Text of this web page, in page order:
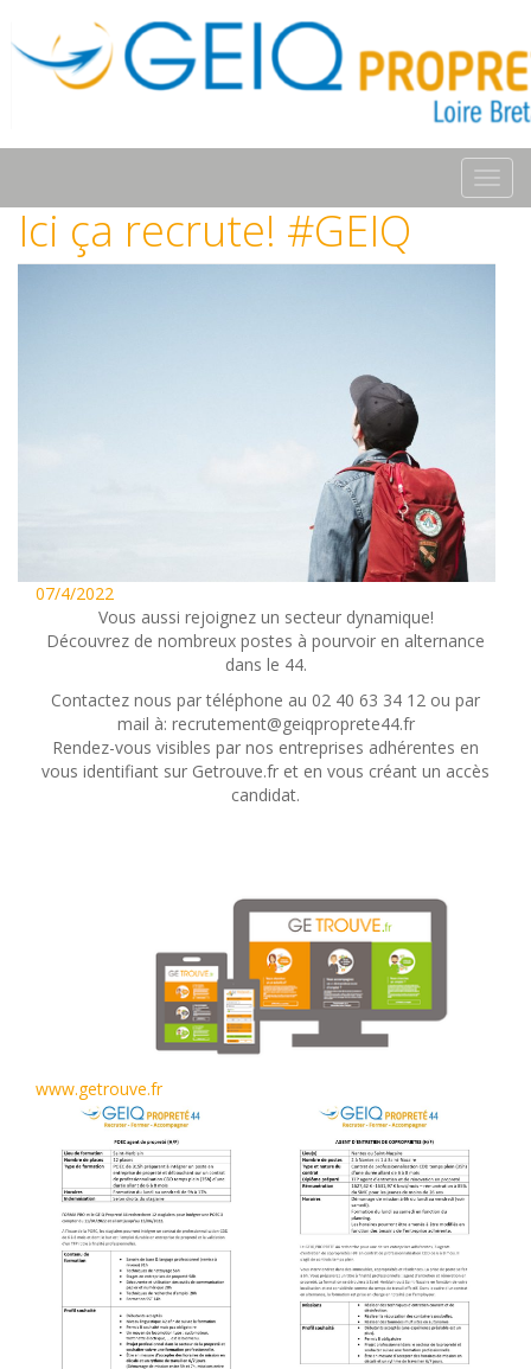
Ici ça recrute! #GEIQ
07/4/2022
Vous aussi rejoignez un secteur dynamique!
Découvrez de nombreux postes à pourvoir en alternance
dans le 44.
Contactez nous par téléphone au 02 40 63 34 12 ou par
mail à: recrutement@geiqproprete44.fr
Rendez-vous visibles par nos entreprises adhérentes en
vous identifiant sur Getrouve.fr et en vous créant un accès
candidat.
www.getrouve.fr